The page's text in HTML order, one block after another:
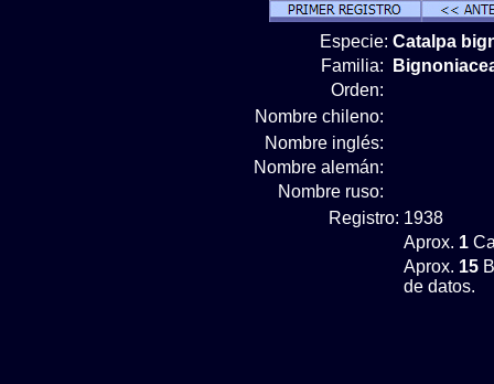
Especie: Catalpa
Familia:
Orden:
Nombre chileno:
Nombre inglés:
Nombre alemán:
Nombre ruso:
Registro: 1938
Aprox. 1
Aprox. 15
de datos.